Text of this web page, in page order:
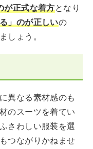
が正式な着方となり
」のが正しいの
しょう。
異なる素材感のも
のスーツを着てい
さわしい服装を選
つながりかねませ